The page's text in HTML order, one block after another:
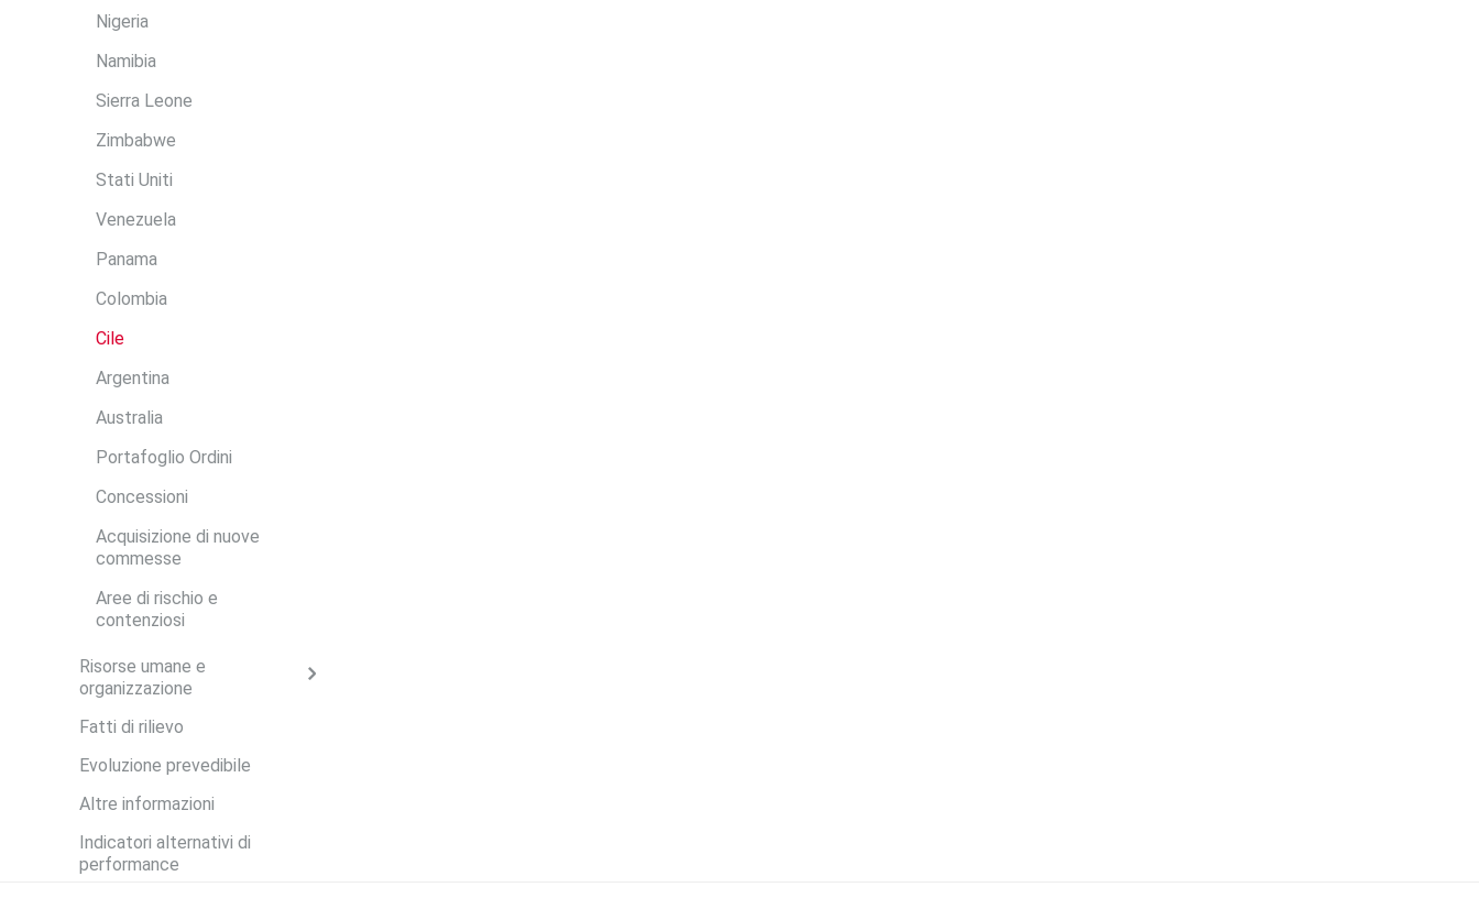
Nigeria
Namibia
Sierra Leone
Zimbabwe
Stati Uniti
Venezuela
Panama
Colombia
Cile
Argentina
Australia
Portafoglio Ordini
Concessioni
Acquisizione di nuove
commesse
Aree di rischio e
contenziosi
Risorse umane e
organizzazione
Fatti di rilievo
Evoluzione prevedibile
Altre informazioni
Indicatori alternativi di
performance